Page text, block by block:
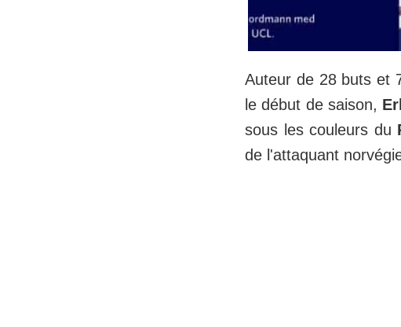
Auteur de 28 buts et
le début de saison,
sous les couleurs du
de l'attaquant